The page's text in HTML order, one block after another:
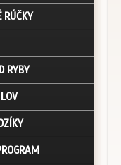
RÚČKY
RYBY